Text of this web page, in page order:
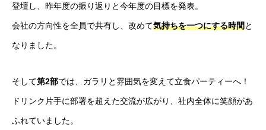
NEWS
お知らせ情報
募集要項・エントリーフォーム
登壇し、昨年度の振り返りと今年度の目標を発表。
会社の方向性を全員で共有し、改めて気持ちを一つにする時間と
なりました。
そして第2部では、ガラリと雰囲気を変えて立食パーティーへ！
ドリンク片手に部署を超えた交流が広がり、社内全体に笑顔があ
ふれていました。